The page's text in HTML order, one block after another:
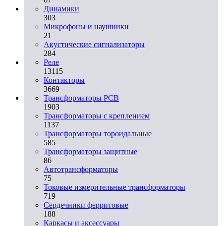
Динамики
303
Микрофоны и наушники
21
Акустические сигнализаторы
284
Реле
13115
Контакторы
3669
Трансформаторы PCB
1903
Трансформаторы с креплением
1137
Трансформаторы тороидальные
585
Трансформаторы защитные
86
Автотрансформаторы
75
Токовые измерительные трансформаторы
719
Сердечники ферритовые
188
Каркасы и аксессуары